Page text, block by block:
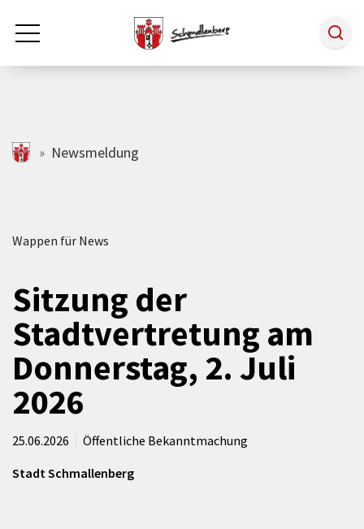
Zum Hauptinhalt springen
Rathaus & Politik
Tourismus
Freizeit & Kultur
Wirtschaft
schmallenberg.de
Newsmeldung
Wappen für News
Sitzung der
Stadtvertretung am
Donnerstag, 2. Juli
2026
25.06.2026
Öffentliche Bekanntmachung
Stadt Schmallenberg